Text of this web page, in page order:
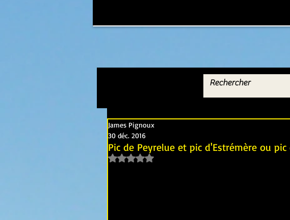
Pic de Peyrelue et pic d'Estrémère ou
James Pignoux
30 déc. 2016
Noté NaN étoiles sur 5.